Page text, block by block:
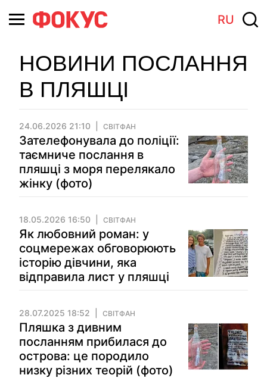
RU
НОВИНИ ПОСЛАННЯ
В ПЛЯШЦІ
24.06.2026 21:10 СВІТФАН
Зателефонувала до поліції:
таємниче послання в
пляшці з моря перелякало
жінку (фото)
18.05.2026 16:50 СВІТФАН
Як любовний роман: у
соцмережах обговорюють
історію дівчини, яка
відправила лист у пляшці
28.07.2025 18:52 СВІТФАН
Пляшка з дивним
посланням прибилася до
острова: це породило
низку різних теорій (фото)